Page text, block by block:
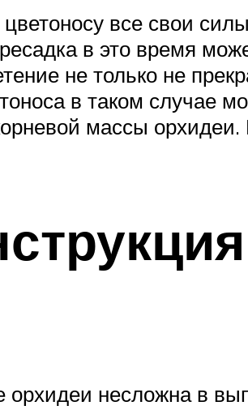
цветоносу все свои
в это время
не только не
в таком случае
массы орхидеи.
орхидеи несложна в